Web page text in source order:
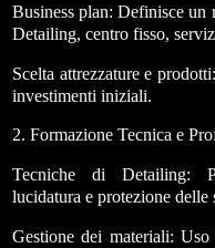
Business plan: Definisce un
Detailing, centro fisso,
Scelta attrezzature e
investimenti iniziali.
2. Formazione Tecnica e
Tecniche di Detailing:
lucidatura e protezione
Gestione dei materiali: